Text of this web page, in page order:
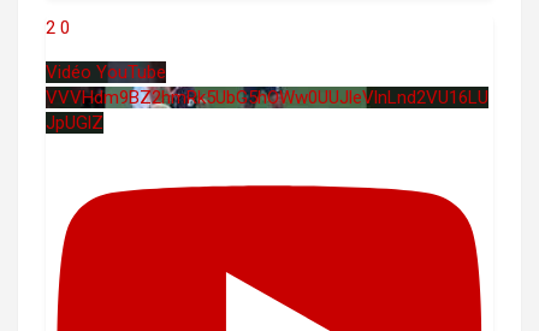
2 0
Vidéo YouTube
VVVHdm9BZ2hmRk5UbG5hOWw0UUJleVlnLnd2VU16LU
JpUGlZ